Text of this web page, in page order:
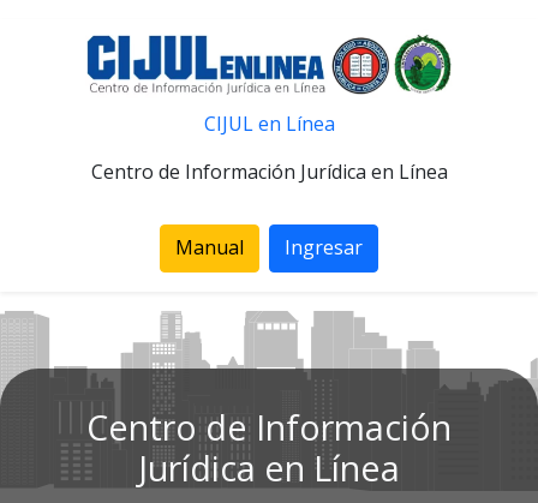
CIJUL en Línea
Centro de Información Jurídica en Línea
Manual Ingresar
Centro de Información
Jurídica en Línea